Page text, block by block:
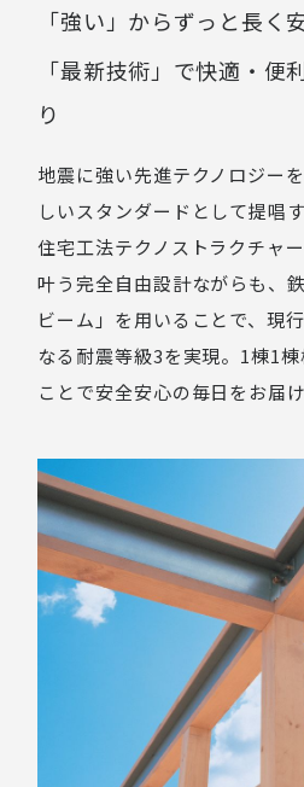
「強い」からずっと長く
「最新技術」で快適・便
り
地震に強い先進テクノロジー
しいスタンダードとして提唱
住宅工法テクノストラクチャ
叶う完全自由設計ながらも、
ビーム」を用いることで、現
なる耐震等級3を実現。1棟1
ことで安全安心の毎日をお届け